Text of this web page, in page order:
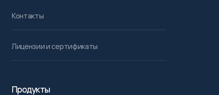
Контакты
Лицензии и сертификаты
Продукты